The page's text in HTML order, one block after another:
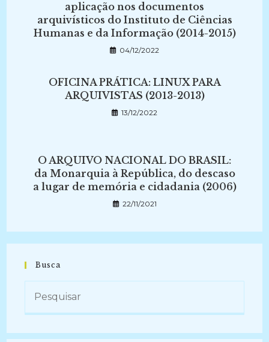
aplicação nos documentos
arquivísticos do Instituto de Ciências
Humanas e da Informação (2014-2015)
04/12/2022
OFICINA PRÁTICA: LINUX PARA
ARQUIVISTAS (2013-2013)
13/12/2022
O ARQUIVO NACIONAL DO BRASIL:
da Monarquia à República, do descaso
a lugar de memória e cidadania (2006)
22/11/2021
Busca